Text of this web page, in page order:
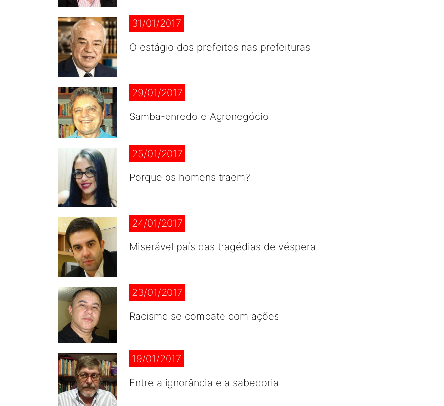
31/01/2017
O estágio dos prefeitos nas prefeituras
29/01/2017
Samba-enredo e Agronegócio
25/01/2017
Porque os homens traem?
24/01/2017
Miserável país das tragédias de véspera
23/01/2017
Racismo se combate com ações
19/01/2017
Entre a ignorância e a sabedoria